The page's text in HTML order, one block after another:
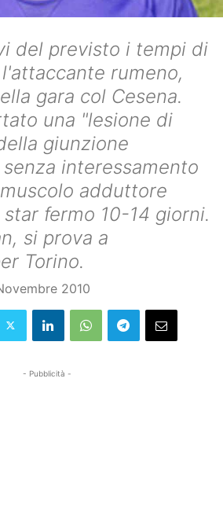
del previsto i tempi di
rumeno,
gara col Cesena.
una "lesione di
giunzione
interessamento
adduttore
fermo 10-14 giorni.
si prova a
Torino.
2010
- Pubblicità -